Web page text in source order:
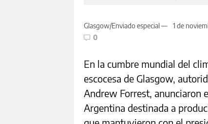
Glasgow/Enviado especial — 1 de
0
En la cumbre mundial del
escocesa de Glasgow,
Andrew Forrest, anunciaron
Argentina destinada a